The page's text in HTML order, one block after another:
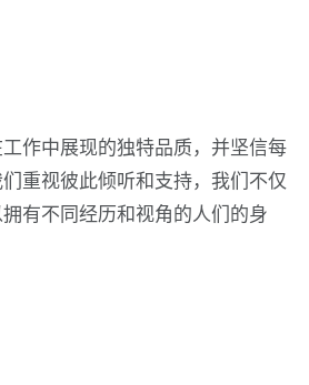
作中展现的独特品质，并坚信每
重视彼此倾听和支持，我们不仅
有不同经历和视角的人们的身